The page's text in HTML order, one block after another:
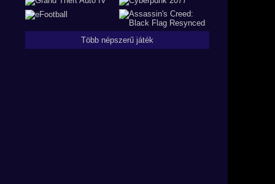
Több népszerű játék